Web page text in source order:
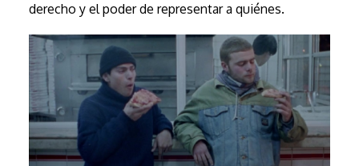
derecho y el poder de representar a quiénes.